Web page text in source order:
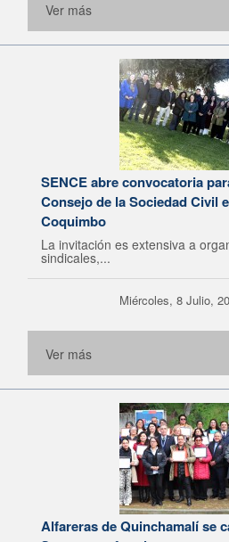
Ver más
SENCE abre convocatoria
Consejo de la Sociedad Civil
Coquimbo
La invitación es extensiva a
sindicales,...
Miércoles, 8 Julio,
Ver más
Alfareras de Quinchamalí se